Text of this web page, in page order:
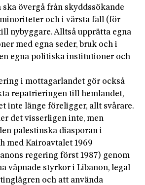
ska övergå från skyddssökande
och i värsta fall (för
nybyggare. Alltså upprätta egna
med egna seder, bruk och i
egna politiska institutioner och
i mottagarlandet gör också
repatrieringen till hemlandet,
inte länge föreligger, allt svårare.
det visserligen inte, men
palestinska diasporan i
med Kairoavtalet 1969
regering först 1987) genom
väpnade styrkor i Libanon, legal
och att använda